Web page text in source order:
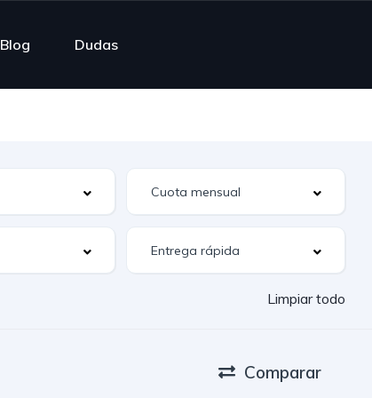
Blog Dudas
Limpiar todo
Comparar